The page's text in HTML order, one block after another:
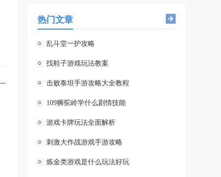
热门文章
○ 乱斗堂一护攻略
○ 找鞋子游戏玩法教案
○ 击败泰坦手游攻略大全教程
○ 109狮驼岭学什么剧情技能
○ 游戏卡牌玩法全面解析
○ 刺激大作战游戏手游攻略
○ 炼金类游戏是什么玩法好玩